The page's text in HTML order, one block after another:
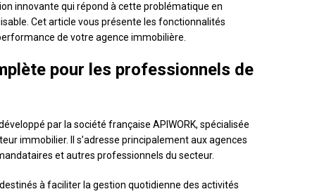
innovante qui répond à cette problématique en
Cet article vous présente les fonctionnalités
de votre agence immobilière.
pour les professionnels de
par la société française APIWORK, spécialisée
immobilier. Il s’adresse principalement aux agences
et autres professionnels du secteur.
à faciliter la gestion quotidienne des activités